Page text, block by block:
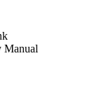
Manual